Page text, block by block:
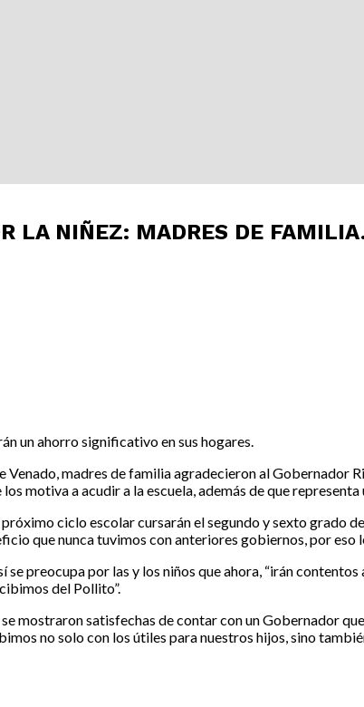
LA NIÑEZ: MADRES DE
un ahorro significativo en sus hogares.
Venado, madres de familia agradecieron al Gobernador
motiva a acudir a la escuela, además de que
ciclo escolar cursarán el segundo y sexto grado
que nunca tuvimos con anteriores gobiernos, por eso
preocupa por las y los niños que ahora, “irán
del Pollito”.
mostraron satisfechas de contar con un Gobernador
no solo con los útiles para nuestros hijos, sino